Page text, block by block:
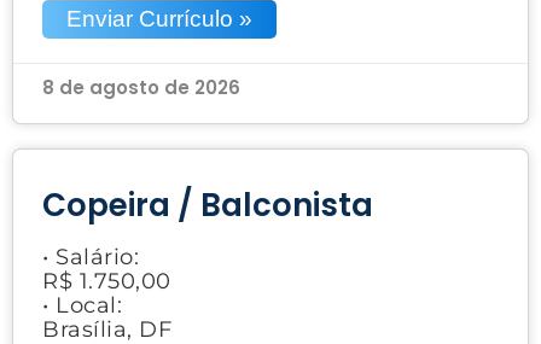
Enviar Currículo »
8 de agosto de 2026
Copeira / Balconista
• Salário:
R$ 1.750,00
• Local:
Brasília, DF